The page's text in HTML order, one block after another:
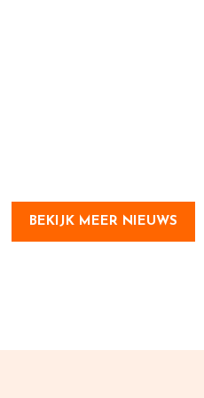
BEKIJK MEER NIEUWS